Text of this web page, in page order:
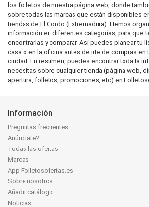
los folletos de nuestra página web, donde
sobre todas las marcas que están disponibles
tiendas de El Gordo (Extremadura). Hemos
información en diferentes categorías, para que
encontrarlas y comparar. Así puedes planear tu
casa o en la oficina antes de irte de compras en
ciudad. En resumen, puedes encontrar toda la
necesitas sobre cualquier tienda (página web,
apertura, folletos, promociones, etc) en
Información
Preguntas frecuentes
Anúnciate?
Todas las ofertas
Marcas
App Folletosofertas.es
Sobre nosotros
Añadir catálogo
Noticias